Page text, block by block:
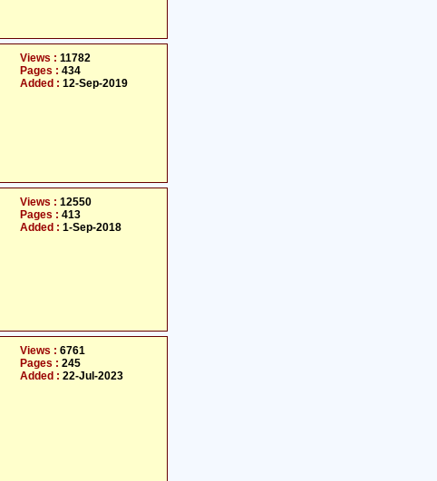
Views : 11782
Pages : 434
Added : 12-Sep-2019
Views : 12550
Pages : 413
Added : 1-Sep-2018
Views : 6761
Pages : 245
Added : 22-Jul-2023